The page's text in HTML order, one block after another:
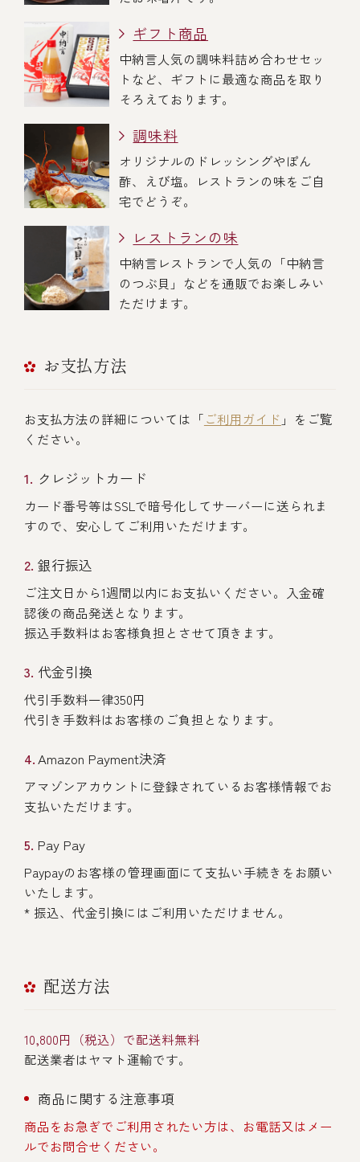
ギフト商品
中納言人気の調味料詰め合わせセッ
トなど、ギフトに最適な商品を取り
そろえております。
調味料
オリジナルのドレッシングやぽん
酢、えび塩。レストランの味をご自
宅でどうぞ。
レストランの味
中納言レストランで人気の「中納言
のつぶ貝」などを通販でお楽しみい
ただけます。
お支払方法
お支払方法の詳細については「ご利用ガイド 」をご覧
ください。
クレジットカード
カード番号等はSSLで暗号化してサーバーに送られま
すので、安心してご利用いただけます。
銀行振込
ご注文日から1週間以内にお支払いください。入金確
認後の商品発送となります。
振込手数料はお客様負担とさせて頂きます。
代金引換
代引手数料一律350円
代引き手数料はお客様のご負担となります。
Amazon Payment決済
アマゾンアカウントに登録されているお客様情報でお
支払いただけます。
Pay Pay
Paypayのお客様の管理画面にて支払い手続きをお願い
いたします。
* 振込、代金引換にはご利用いただけません。
配送方法
10,800円（税込）で配送料無料
配送業者はヤマト運輸です。
商品に関する注意事項
商品をお急ぎでご利用されたい方は、お電話又はメー
ルでお問合せください。